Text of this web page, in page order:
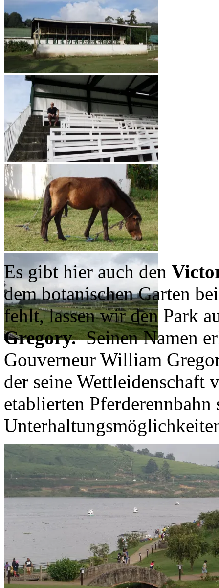
Es gibt hier auch den
dem botanischen Garten
fehlt, lassen wir den Park
Gregory.Seinen Namen
Gouverneur William
der seine Wettleidenschaft
etablierten